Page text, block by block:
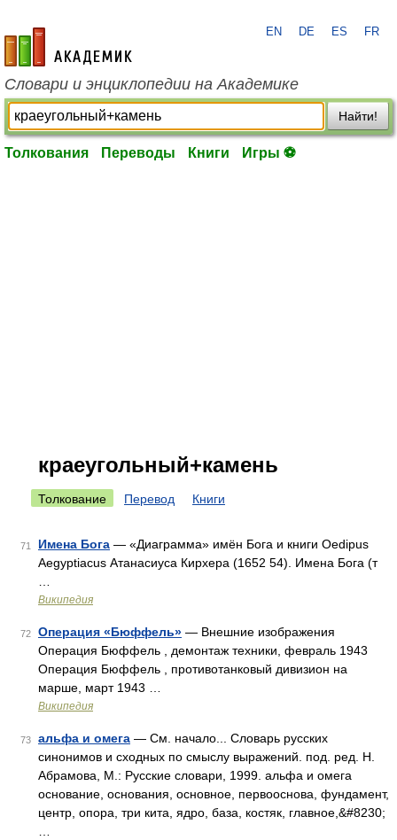
academic.ru
EN DE ES FR
Словари и энциклопедии на Академике
Найти!
Толкования Переводы Книги Игры ⚽
краеугольный+камень
Толкование Перевод Книги
71 Имена Бога — «Диаграмма» имён Бога и книги Oedipus
Aegyptiacus Атанасиуса Кирхера (1652 54). Имена Бога (т
Википедия
72 Операция «Бюффель» — Внешние изображения
Операция Бюффель , демонтаж техники, февраль 1943
Операция Бюффель , противотанковый дивизион на
марше, март 1943 …
Википедия
73 альфа и омега — См. начало... Словарь русских
синонимов и сходных по смыслу выражений. под. ред. Н.
Абрамова, М.: Русские словари, 1999. альфа и омега
основание, основания, основное, первооснова, фундамент,
центр, опора, три кита, ядро, база, костяк, главное,&#8230;